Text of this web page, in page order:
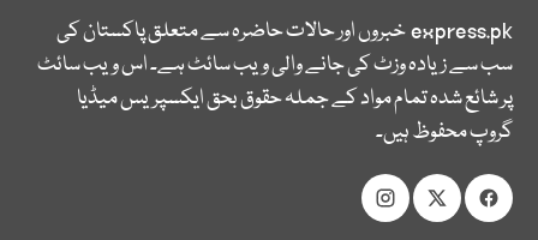
express.pkخبروں اور حالات حاضرہ سے متعلق پاکستان کی
سب سے زیادہ وزٹ کی جانے والی ویب سائٹ ہے۔ اس ویب سائٹ
پر شائع شدہ تمام مواد کے جملہ حقوق بحق ایکسپریس میڈیا
گروپ محفوظ ہیں۔